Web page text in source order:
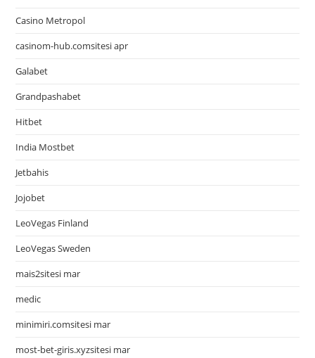
Casino Metropol
casinom-hub.comsitesi apr
Galabet
Grandpashabet
Hitbet
India Mostbet
Jetbahis
Jojobet
LeoVegas Finland
LeoVegas Sweden
mais2sitesi mar
medic
minimiri.comsitesi mar
most-bet-giris.xyzsitesi mar